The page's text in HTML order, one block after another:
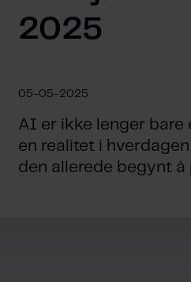
2025
05-05-2025
AI er ikke lenger bare
en realitet i
den allerede begynt å